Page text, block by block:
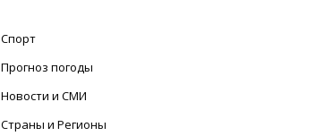
Спорт
Прогноз погоды
Новости и СМИ
Страны и Регионы